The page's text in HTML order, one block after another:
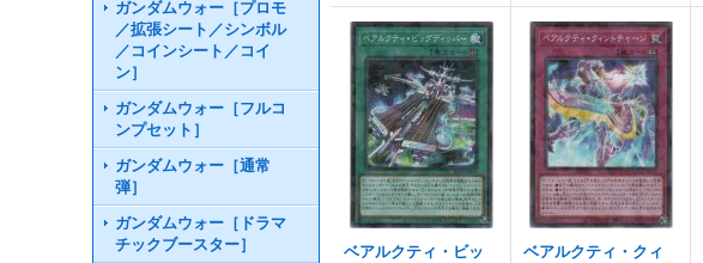
ガンダムウォー［プロモ
／拡張シート／シンボル
／コインシート／コイ
ン］
ガンダムウォー［フルコ
ンプセット］
ガンダムウォー［通常
弾］
ガンダムウォー［ドラマ
チックブースター］
ベアルクティ・ビッ
ベアルクティ・クィ